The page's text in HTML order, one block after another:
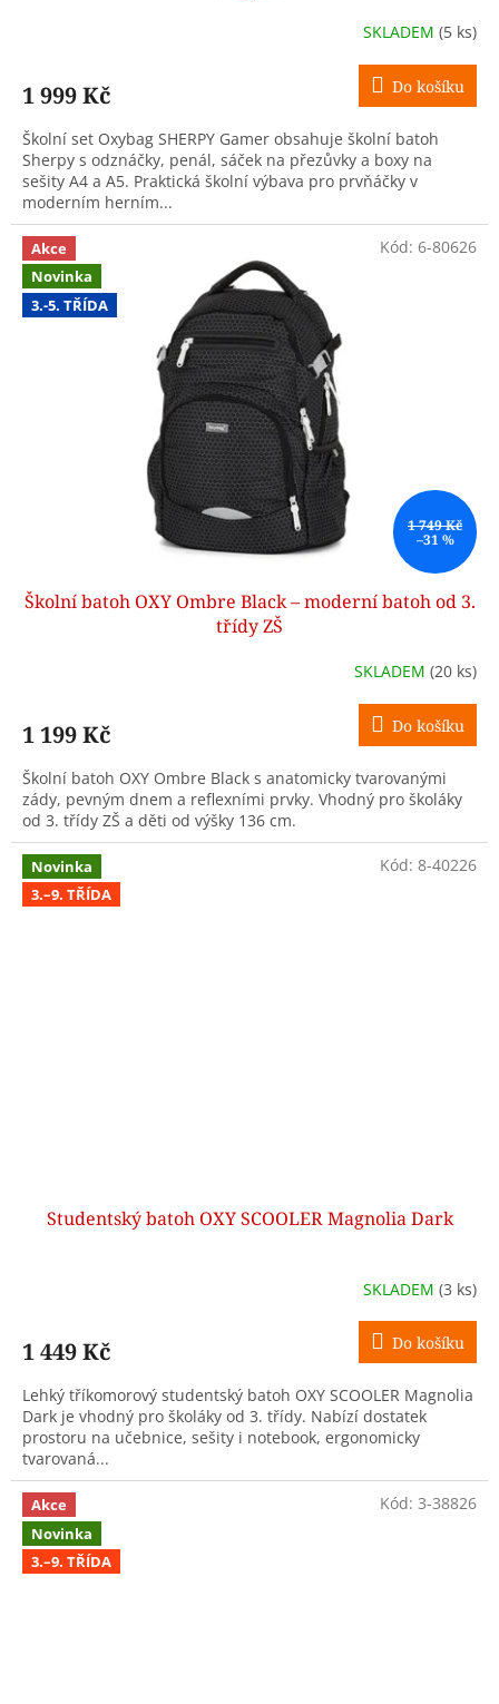
SKLADEM (5 ks)
1 999 Kč Do košíku
Školní set Oxybag SHERPY Gamer obsahuje školní batoh
Sherpy s odznáčky, penál, sáček na přezůvky a boxy na
sešity A4 a A5. Praktická školní výbava pro prvňáčky v
moderním herním...
Akce
Novinka
3.-5. TŘÍDA
1 749 Kč
–31 %
Školní batoh OXY Ombre Black – moderní batoh od 3.
třídy ZŠ
SKLADEM (20 ks)
1 199 Kč Do košíku
Školní batoh OXY Ombre Black s anatomicky tvarovanými
zády, pevným dnem a reflexními prvky. Vhodný pro školáky
od 3. třídy ZŠ a děti od výšky 136 cm.
Kód: 6-80626
Novinka
3.–9. TŘÍDA
Studentský batoh OXY SCOOLER Magnolia Dark
SKLADEM (3 ks)
1 449 Kč Do košíku
Lehký tříkomorový studentský batoh OXY SCOOLER Magnolia
Dark je vhodný pro školáky od 3. třídy. Nabízí dostatek
prostoru na učebnice, sešity i notebook, ergonomicky
tvarovaná...
Kód: 8-40226
Akce
Novinka
3.–9. TŘÍDA
Kód: 3-38826